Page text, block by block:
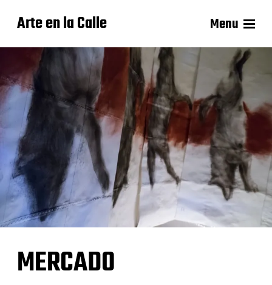
Arte en la Calle Menu
MERCADO